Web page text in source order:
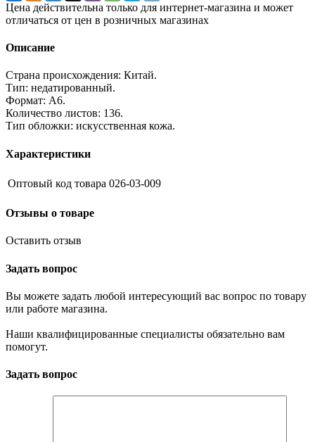
Цена действительна только для интернет-магазина и может
отличаться от цен в розничных магазинах
Описание
Страна происхождения: Китай.
Тип: недатированный.
Формат: А6.
Количество листов: 136.
Тип обложки: искусственная кожа.
Характеристики
Оптовый код товара 026-03-009
Отзывы о товаре
Оставить отзыв
Задать вопрос
Вы можете задать любой интересующий вас вопрос по товару
или работе магазина.
Наши квалифицированные специалисты обязательно вам
помогут.
Задать вопрос